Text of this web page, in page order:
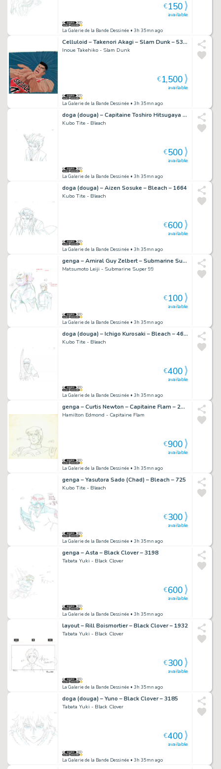
La Galerie de la Bande Dessinée • 3h 35mn ago
available
€150
Celluloid – Takenori Akagi – Slam Dunk – 5312
Inoue Takehiko - Slam Dunk
La Galerie de la Bande Dessinée • 3h 35mn ago
available
€1,500
doga (douga) – Capitaine Toshiro Hitsugaya – Bleach – 3896
Kubo Tite - Bleach
La Galerie de la Bande Dessinée • 3h 35mn ago
available
€500
doga (douga) – Aizen Sosuke – Bleach – 1664
Kubo Tite - Bleach
La Galerie de la Bande Dessinée • 3h 35mn ago
available
€600
genga – Amiral Guy Zelbert – Submarine Super 99 – 972
Matsumoto Leiji - Submarine Super 99
La Galerie de la Bande Dessinée • 3h 35mn ago
available
€100
doga (douga) – Ichigo Kurosaki – Bleach – 4602
Kubo Tite - Bleach
La Galerie de la Bande Dessinée • 3h 35mn ago
available
€400
genga – Curtis Newton – Capitaine Flam – 2019
Hamilton Edmond - Capitaine Flam
La Galerie de la Bande Dessinée • 3h 35mn ago
available
€900
genga – Yasutora Sado (Chad) – Bleach – 725
Kubo Tite - Bleach
La Galerie de la Bande Dessinée • 3h 35mn ago
available
€300
genga – Asta – Black Clover – 3198
Tabata Yuki - Black Clover
La Galerie de la Bande Dessinée • 3h 35mn ago
available
€600
layout – Rill Boismortier – Black Clover – 1932
Tabata Yuki - Black Clover
La Galerie de la Bande Dessinée • 3h 35mn ago
available
€300
doga (douga) – Yuno – Black Clover – 3185
Tabata Yuki - Black Clover
La Galerie de la Bande Dessinée • 3h 35mn ago
available
€400